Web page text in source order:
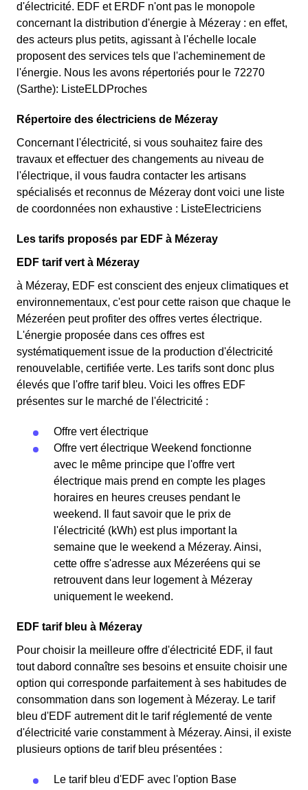
d'électricité. EDF et ERDF n'ont pas le monopole
concernant la distribution d'énergie à Mézeray : en effet,
des acteurs plus petits, agissant à l'échelle locale
proposent des services tels que l'acheminement de
l'énergie. Nous les avons répertoriés pour le 72270
(Sarthe): ListeELDProches
Répertoire des électriciens de Mézeray
Concernant l'électricité, si vous souhaitez faire des
travaux et effectuer des changements au niveau de
l'électrique, il vous faudra contacter les artisans
spécialisés et reconnus de Mézeray dont voici une liste
de coordonnées non exhaustive : ListeElectriciens
Les tarifs proposés par EDF à Mézeray
EDF tarif vert à Mézeray
à Mézeray, EDF est conscient des enjeux climatiques et
environnementaux, c'est pour cette raison que chaque le
Mézeréen peut profiter des offres vertes électrique.
L'énergie proposée dans ces offres est
systématiquement issue de la production d'électricité
renouvelable, certifiée verte. Les tarifs sont donc plus
élevés que l'offre tarif bleu. Voici les offres EDF
présentes sur le marché de l'électricité :
Offre vert électrique
Offre vert électrique Weekend fonctionne
avec le même principe que l'offre vert
électrique mais prend en compte les plages
horaires en heures creuses pendant le
weekend. Il faut savoir que le prix de
l'électricité (kWh) est plus important la
semaine que le weekend a Mézeray. Ainsi,
cette offre s'adresse aux Mézeréens qui se
retrouvent dans leur logement à Mézeray
uniquement le weekend.
EDF tarif bleu à Mézeray
Pour choisir la meilleure offre d'électricité EDF, il faut
tout dabord connaître ses besoins et ensuite choisir une
option qui corresponde parfaitement à ses habitudes de
consommation dans son logement à Mézeray. Le tarif
bleu d'EDF autrement dit le tarif réglementé de vente
d'électricité varie constamment à Mézeray. Ainsi, il existe
plusieurs options de tarif bleu présentées :
Le tarif bleu d'EDF avec l'option Base